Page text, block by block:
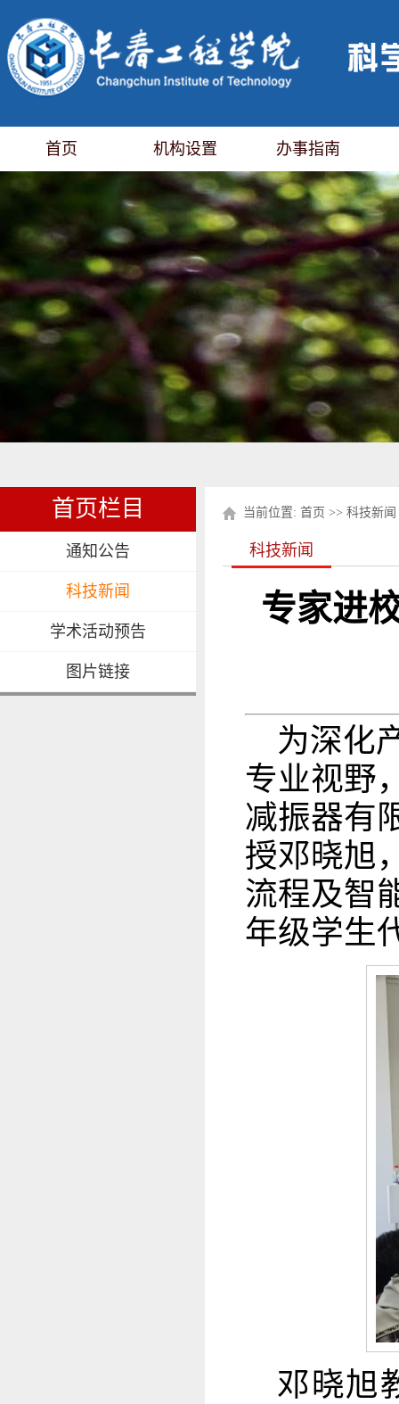
首页 机构设置 办事指南
首页栏目
通知公告
科技新闻
学术活动预告
图片链接
当前位置: 首页 >> 科技新闻
科技新闻
专家进
为深化
专业视野
减振器有
授邓晓旭
流程及智
年级学生
邓晓旭